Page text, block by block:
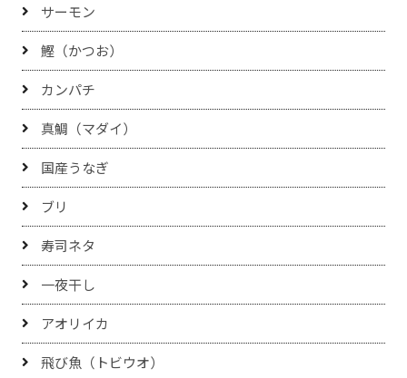
サーモン
鰹（かつお）
カンパチ
真鯛（マダイ）
国産うなぎ
ブリ
寿司ネタ
一夜干し
アオリイカ
飛び魚（トビウオ）